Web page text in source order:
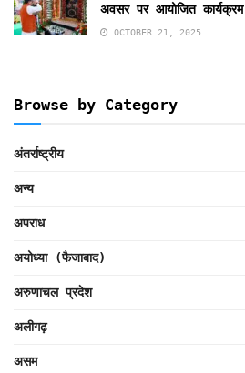
अवसर पर आयोजित कार्यक्रम
OCTOBER 21, 2025
Browse by Category
अंतर्राष्ट्रीय
अन्य
अपराध
अयोध्या (फैजाबाद)
अरुणाचल प्रदेश
अलीगढ़
असम